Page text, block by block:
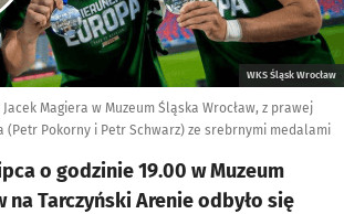
WKS Śląsk Wrocław
Magiera w Muzeum Śląska Wrocław, z prawej
(Petr Pokorny i Petr Schwarz) ze srebrnymi medalami
o godzinie 19.00 w Muzeum
na Tarczyński Arenie odbyło się